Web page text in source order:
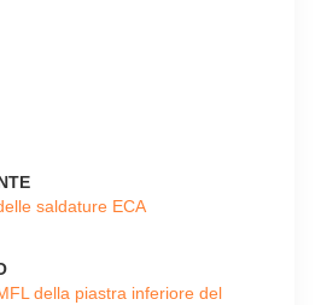
saldature ECA
della piastra inferiore del